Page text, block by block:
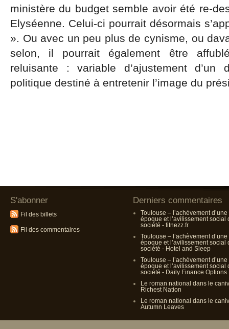
ministère du budget semble avoir été re-
Elyséenne. Celui-ci pourrait désormais
». Ou avec un peu plus de cynisme, ou
selon, il pourrait également être
reluisante : variable d’ajustement d’un
politique destiné à entretenir l’image du
S'abonner
Fil des billets
Fil des commentaires
Derniers commentaires
Toulouse – l’achèvement d’une
époque et l’avilissement social
société - fitnezz.fr
Toulouse – l’achèvement d’une
époque et l’avilissement social
société - Hotel and Sleep
Toulouse – l’achèvement d’une
époque et l’avilissement social
société - Daily Finance Options
Le roman national dans le
Richest Nation
Le roman national dans le
Autumn Leaves